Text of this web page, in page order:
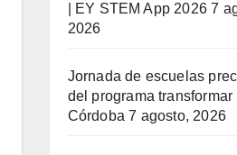
| EY STEM App 2026 7
2026
Jornada de escuelas
del programa transformar
Córdoba 7 agosto, 2026